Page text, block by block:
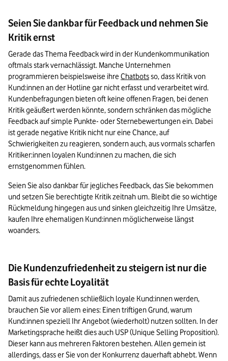
Seien Sie dankbar für Feedback und nehmen Sie
Kritik ernst
Gerade das Thema Feedback wird in der Kundenkommunikation
oftmals stark vernachlässigt. Manche Unternehmen
programmieren beispielsweise ihre Chatbots so, dass Kritik von
Kund:innen an der Hotline gar nicht erfasst und verarbeitet wird.
Kundenbefragungen bieten oft keine offenen Fragen, bei denen
Kritik geäußert werden könnte, sondern schränken das mögliche
Feedback auf simple Punkte- oder Sternebewertungen ein. Dabei
ist gerade negative Kritik nicht nur eine Chance, auf
Schwierigkeiten zu reagieren, sondern auch, aus vormals scharfen
Kritiker:innen loyalen Kund:innen zu machen, die sich
ernstgenommen fühlen.
Seien Sie also dankbar für jegliches Feedback, das Sie bekommen
und setzen Sie berechtigte Kritik zeitnah um. Bleibt die so wichtige
Rückmeldung hingegen aus und sinken gleichzeitig Ihre Umsätze,
kaufen Ihre ehemaligen Kund:innen möglicherweise längst
woanders.
Die Kundenzufriedenheit zu steigern ist nur die
Basis für echte Loyalität
Damit aus zufriedenen schließlich loyale Kund:innen werden,
brauchen Sie vor allem eines: Einen triftigen Grund, warum
Kund:innen speziell Ihr Angebot (wiederholt) nutzen sollten. In der
Marketingsprache heißt dies auch USP (Unique Selling Proposition).
Dieser kann aus mehreren Faktoren bestehen. Allen gemein ist
allerdings, dass er Sie von der Konkurrenz dauerhaft abhebt. Wenn